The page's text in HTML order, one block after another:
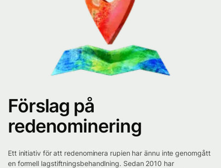
Förslag på
redenominering
Ett initiativ för att redenominera rupien har ännu inte genomgått
en formell lagstiftningsbehandlning. Sedan 2010 har